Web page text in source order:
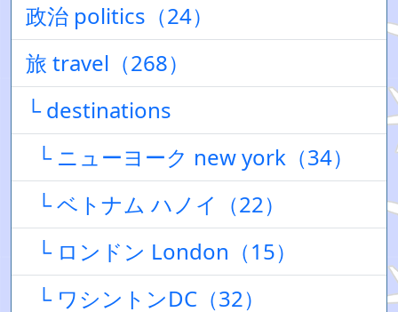
政治 politics（24）
旅 travel（268）
└ destinations
└ ニューヨーク new york（34）
└ ベトナム ハノイ（22）
└ ロンドン London（15）
└ ワシントンDC（32）